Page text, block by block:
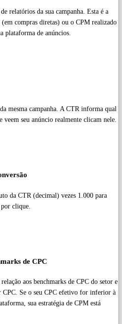
relatórios da sua campanha. Esta é a
(em compras diretas) ou o CPM realizado
plataforma de anúncios.
mesma campanha. A CTR informa qual
veem seu anúncio realmente clicam nele.
da CTR (decimal) vezes 1.000 para
clique.
de CPC
aos benchmarks de CPC do setor e
CPC. Se o seu CPC efetivo for inferior à
sua estratégia de CPM está